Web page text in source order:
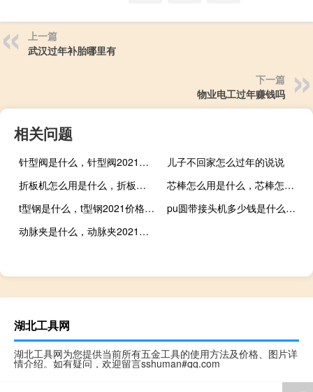
上一篇
武汉过年补胎哪里有
下一篇
物业电工过年赚钱吗
相关问题
针型阀是什么，针型阀2021价格和图文详情
儿子不回家怎么过年的说说
折板机怎么用是什么，折板机怎么用2021价格和图文详情
芯棒怎么用是什么，芯棒怎么用2021价格和图文详情
t型钢是什么，t型钢2021价格和图文详情
pu圆带接头机多少钱是什么，pu圆带接头机2021价格和图文详情
动脉夹是什么，动脉夹2021价格和图文详情
湖北工具网
湖北工具网为您提供当前所有五金工具的使用方法及价格、图片详
情介绍。如有疑问，欢迎留言sshuman#qq.com